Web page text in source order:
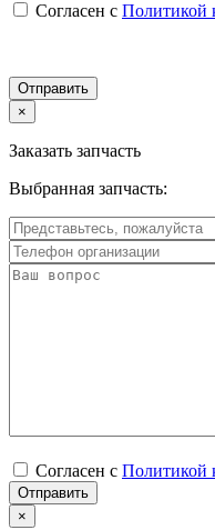
Согласен с Политикой
×
Заказать запчасть
Выбранная запчасть:
Согласен с Политикой
×